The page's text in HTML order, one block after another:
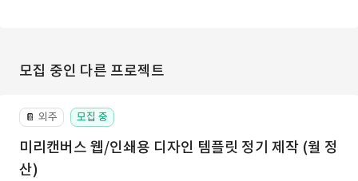
모집 중인 다른 프로젝트
📔 외주 모집 중
미리캔버스 웹/인쇄용 디자인 템플릿 정기 제작 (월 정
산)